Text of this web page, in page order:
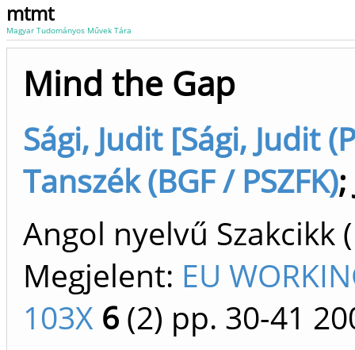
mtmt
Magyar Tudományos Művek Tára
Mind the Gap
Sági, Judit [Sági, Judit
Tanszék (BGF / PSZFK);
Angol nyelvű
Megjelent: EU
103X 6 (2) pp. 30-41